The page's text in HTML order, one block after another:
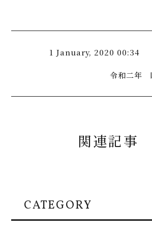
1 January, 2020 00:34
令和二年
関連記事
CATEGORY